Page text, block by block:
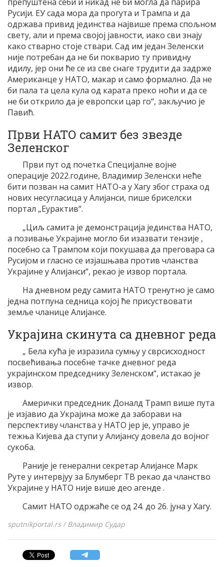
Русији. ЕУ сада мора да прогута и Трампа и да
одржава привид јединства највише према спољном
свету, али и према својој јавности, иако сви знају
како стварно стоје ствари. Сад им један Зеленски
није потребан да не би покварио ту привидну
идилу, јер они ће се из све снаге трудити да задрже
Американце у НАТО, макар и само формално. Да не
би пала та цела кула од карата преко ноћи и да се
не би открило да је европски цар го“, закључио је
Павић.
Први НАТО самит без звезде
Зеленског
Први пут од почетка Специјалне војне
операције 2022.године, Владимир Зеленски неће
бити позван на самит НАТО-а у Хагу због страха од
нових несугласица у Алијанси, пише бриселски
портал „Еурактив“.
„Циљ самита је демонстрација јединства НАТО,
а позивање Украјине могло би изазвати тензије ,
посебно са Трампом који покушава да преговара са
Русијом и гласно се изјашњава против чланства
Украјине у Алијанси“, рекао је извор портала.
На дневном реду самита НАТО тренутно је само
једна потпуна седница којој ће присуствовати
земље чланице Алијансе.
Украјина скинута са дневног реда
„ Бела кућа је изразила сумњу у сврсисходност
посвећивања посебне тачке дневног реда
украјинском председнику Зеленском“, истакао је
извор.
Амерички председник Доналд Трамп више пута
је изјавио да Украјина може да заборави на
перспективу чланства у НАТО јер је, управо је
тежња Кијева да ступи у Алијансу довела до војног
сукоба.
Раније је генерални секретар Алијансе Марк
Руте у интервјуу за Блумберг ТВ рекао да чланство
Украјине у НАТО није више део агенде .
Самит НАТО одржаће се од 24. до 26. јуна у Хагу.
sputnikportal.rs / Владимир Судар